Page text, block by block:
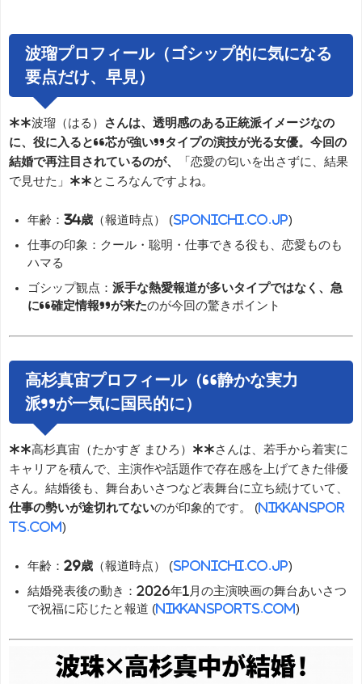
波瑠プロフィール（ゴシップ的に気になる
要点だけ、早見）
**波瑠（はる）
さんは、透明感のある正統派イメージなの
に、役に入ると“芯が強い”タイプの演技が光る女優。今回の
結婚で再注目されているのが、
「恋愛の匂いを出さずに、結果
で見せた」**ところなんですよね。
年齢： 34歳（報道時点） (sponichi.co.jp)
仕事の印象：クール・聡明・仕事できる役も、恋愛ものも
ハマる
ゴシップ観点： 派手な熱愛報道が多いタイプではなく、急
に“確定情報”が来たのが今回の驚きポイント
高杉真宙プロフィール（“静かな実力
派”が一気に国民的に）
**高杉真宙（たかすぎ まひろ）**さんは、若手から着実に
キャリアを積んで、主演作や話題作で存在感を上げてきた俳優
さん。結婚後も、舞台あいさつなど表舞台に立ち続けていて、
仕事の勢いが途切れてないのが印象的です。 (nikkanspor
ts.com)
年齢： 29歳（報道時点） (sponichi.co.jp)
結婚発表後の動き：2026年1月の主演映画の舞台あいさつ
で祝福に応じたと報道 (nikkansports.com)